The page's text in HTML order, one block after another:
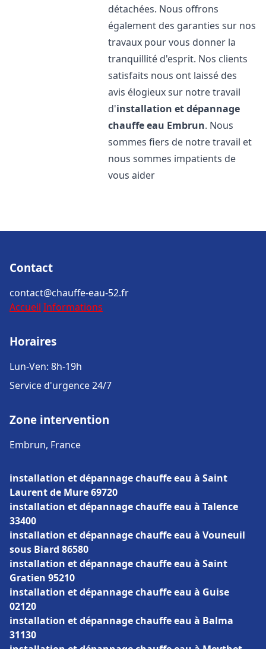
détachées. Nous offrons
également des garanties sur nos
travaux pour vous donner la
tranquillité d'esprit. Nos clients
satisfaits nous ont laissé des
avis élogieux sur notre travail
d'installation et dépannage
chauffe eau Embrun. Nous
sommes fiers de notre travail et
nous sommes impatients de
vous aider
Contact
contact@chauffe-eau-52.fr
Accueil Informations
Horaires
Lun-Ven: 8h-19h
Service d'urgence 24/7
Zone intervention
Embrun, France
installation et dépannage chauffe eau à Saint
Laurent de Mure 69720
installation et dépannage chauffe eau à Talence
33400
installation et dépannage chauffe eau à Vouneuil
sous Biard 86580
installation et dépannage chauffe eau à Saint
Gratien 95210
installation et dépannage chauffe eau à Guise
02120
installation et dépannage chauffe eau à Balma
31130